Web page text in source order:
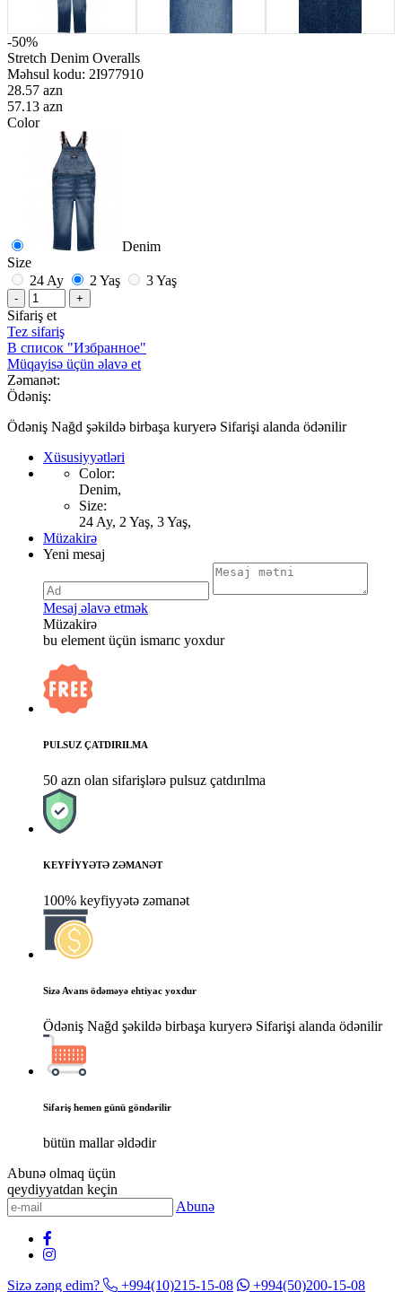
-50%
Stretch Denim Overalls
Məhsul kodu: 2I977910
28.57 azn
57.13 azn
Color
Denim
Size
24 Ay
2 Yaş 3 Yaş
- +
Sifariş et
Tez sifariş
В список "Избранное"
Müqayisə üçün əlavə et
Zəmanət:
Ödəniş:
Ödəniş Nağd şəkildə birbaşa kuryerə Sifarişi alanda ödənilir
Xüsusiyyətləri
Color:
Denim,
Size:
24 Ay, 2 Yaş, 3 Yaş,
Müzakirə
Yeni mesaj
Mesaj əlavə etmək
Müzakirə
bu element üçün ismarıc yoxdur
PULSUZ ÇATDIRILMA
50 azn olan sifarişlərə pulsuz çatdırılma
KEYFİYYƏTƏ ZƏMANƏT
100% keyfiyyətə zəmanət
Sizə Avans ödəməyə ehtiyac yoxdur
Ödəniş Nağd şəkildə birbaşa kuryerə Sifarişi alanda ödənilir
Sifariş hemen günü göndərilir
bütün mallar əldədir
Abunə olmaq üçün
qeydiyyatdan keçin
Abunə
Sizə zəng edim? +994(10)215-15-08 +994(50)200-15-08